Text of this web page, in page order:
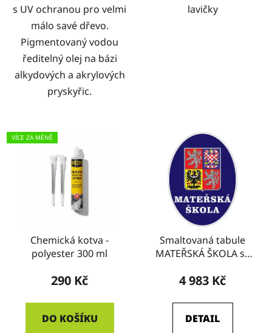
s UV ochranou pro velmi
málo savé dřevo.
Pigmentovaný vodou
ředitelný olej na bázi
alkydových a akrylových
pryskyřic.
lavičky
VÍCE ZA MÉNĚ
Chemická kotva -
polyester 300 ml
290 Kč
DO KOŠÍKU
Smaltovaná tabule
MATEŘSKÁ ŠKOLA se
(modrá/bílá)
4 983 Kč
DETAIL